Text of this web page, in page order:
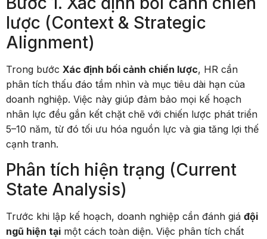
lược (Context & Strategic
Alignment)
Trong bước Xác định bối cảnh chiến lược, HR cần
phân tích thấu đáo tầm nhìn và mục tiêu dài hạn của
doanh nghiệp. Việc này giúp đảm bảo mọi kế hoạch
nhân lực đều gắn kết chặt chẽ với chiến lược phát triển
5–10 năm, từ đó tối ưu hóa nguồn lực và gia tăng lợi thế
cạnh tranh.
Phân tích hiện trạng (Current
State Analysis)
Trước khi lập kế hoạch, doanh nghiệp cần đánh giá đội
ngũ hiện tại một cách toàn diện. Việc phân tích chất